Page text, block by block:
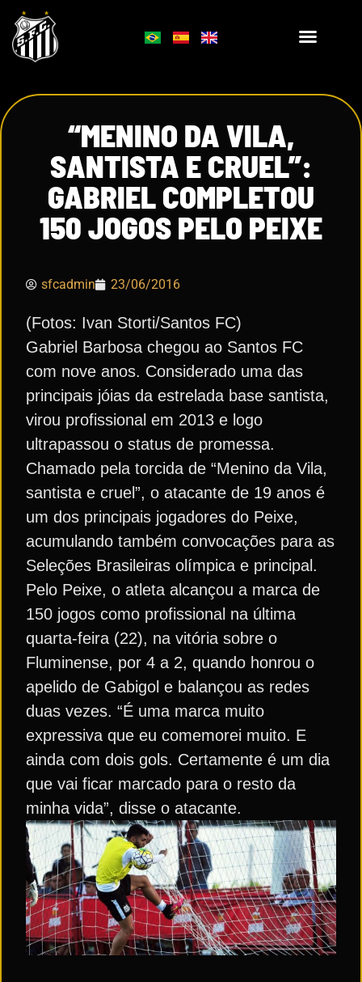
“MENINO DA VILA,
SANTISTA E CRUEL”:
GABRIEL COMPLETOU
150 JOGOS PELO PEIXE
sfcadmin 23/06/2016
(Fotos: Ivan Storti/Santos FC)
Gabriel Barbosa chegou ao Santos FC
com nove anos. Considerado uma das
principais jóias da estrelada base santista,
virou profissional em 2013 e logo
ultrapassou o status de promessa.
Chamado pela torcida de “Menino da Vila,
santista e cruel”, o atacante de 19 anos é
um dos principais jogadores do Peixe,
acumulando também convocações para as
Seleções Brasileiras olímpica e principal.
Pelo Peixe, o atleta alcançou a marca de
150 jogos como profissional na última
quarta-feira (22), na vitória sobre o
Fluminense, por 4 a 2, quando honrou o
apelido de Gabigol e balançou as redes
duas vezes. “É uma marca muito
expressiva que eu comemorei muito. E
ainda com dois gols. Certamente é um dia
que vai ficar marcado para o resto da
minha vida”, disse o atacante.